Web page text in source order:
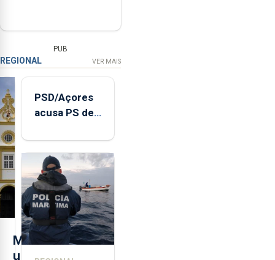
PUB
REGIONAL VER MAIS
M
u
PSD/Açores
acusa PS de
contraditória"
sobre
evolução
turística